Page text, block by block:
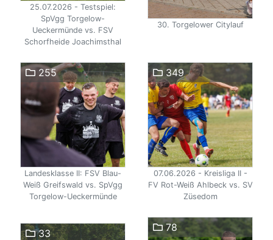
25.07.2026 - Testspiel:
SpVgg Torgelow-
Ueckermünde vs. FSV
Schorfheide Joachimsthal
30. Torgelower Citylauf
255
Landesklasse II: FSV Blau-
Weiß Greifswald vs. SpVgg
Torgelow-Ueckermünde
349
07.06.2026 - Kreisliga II -
FV Rot-Weiß Ahlbeck vs. SV
Züsedom
33 78